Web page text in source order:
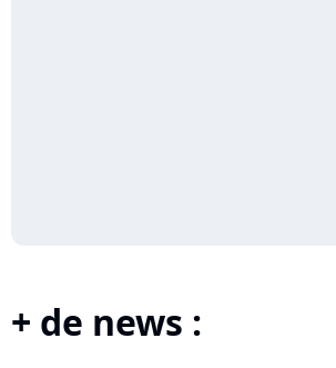
+ de news :